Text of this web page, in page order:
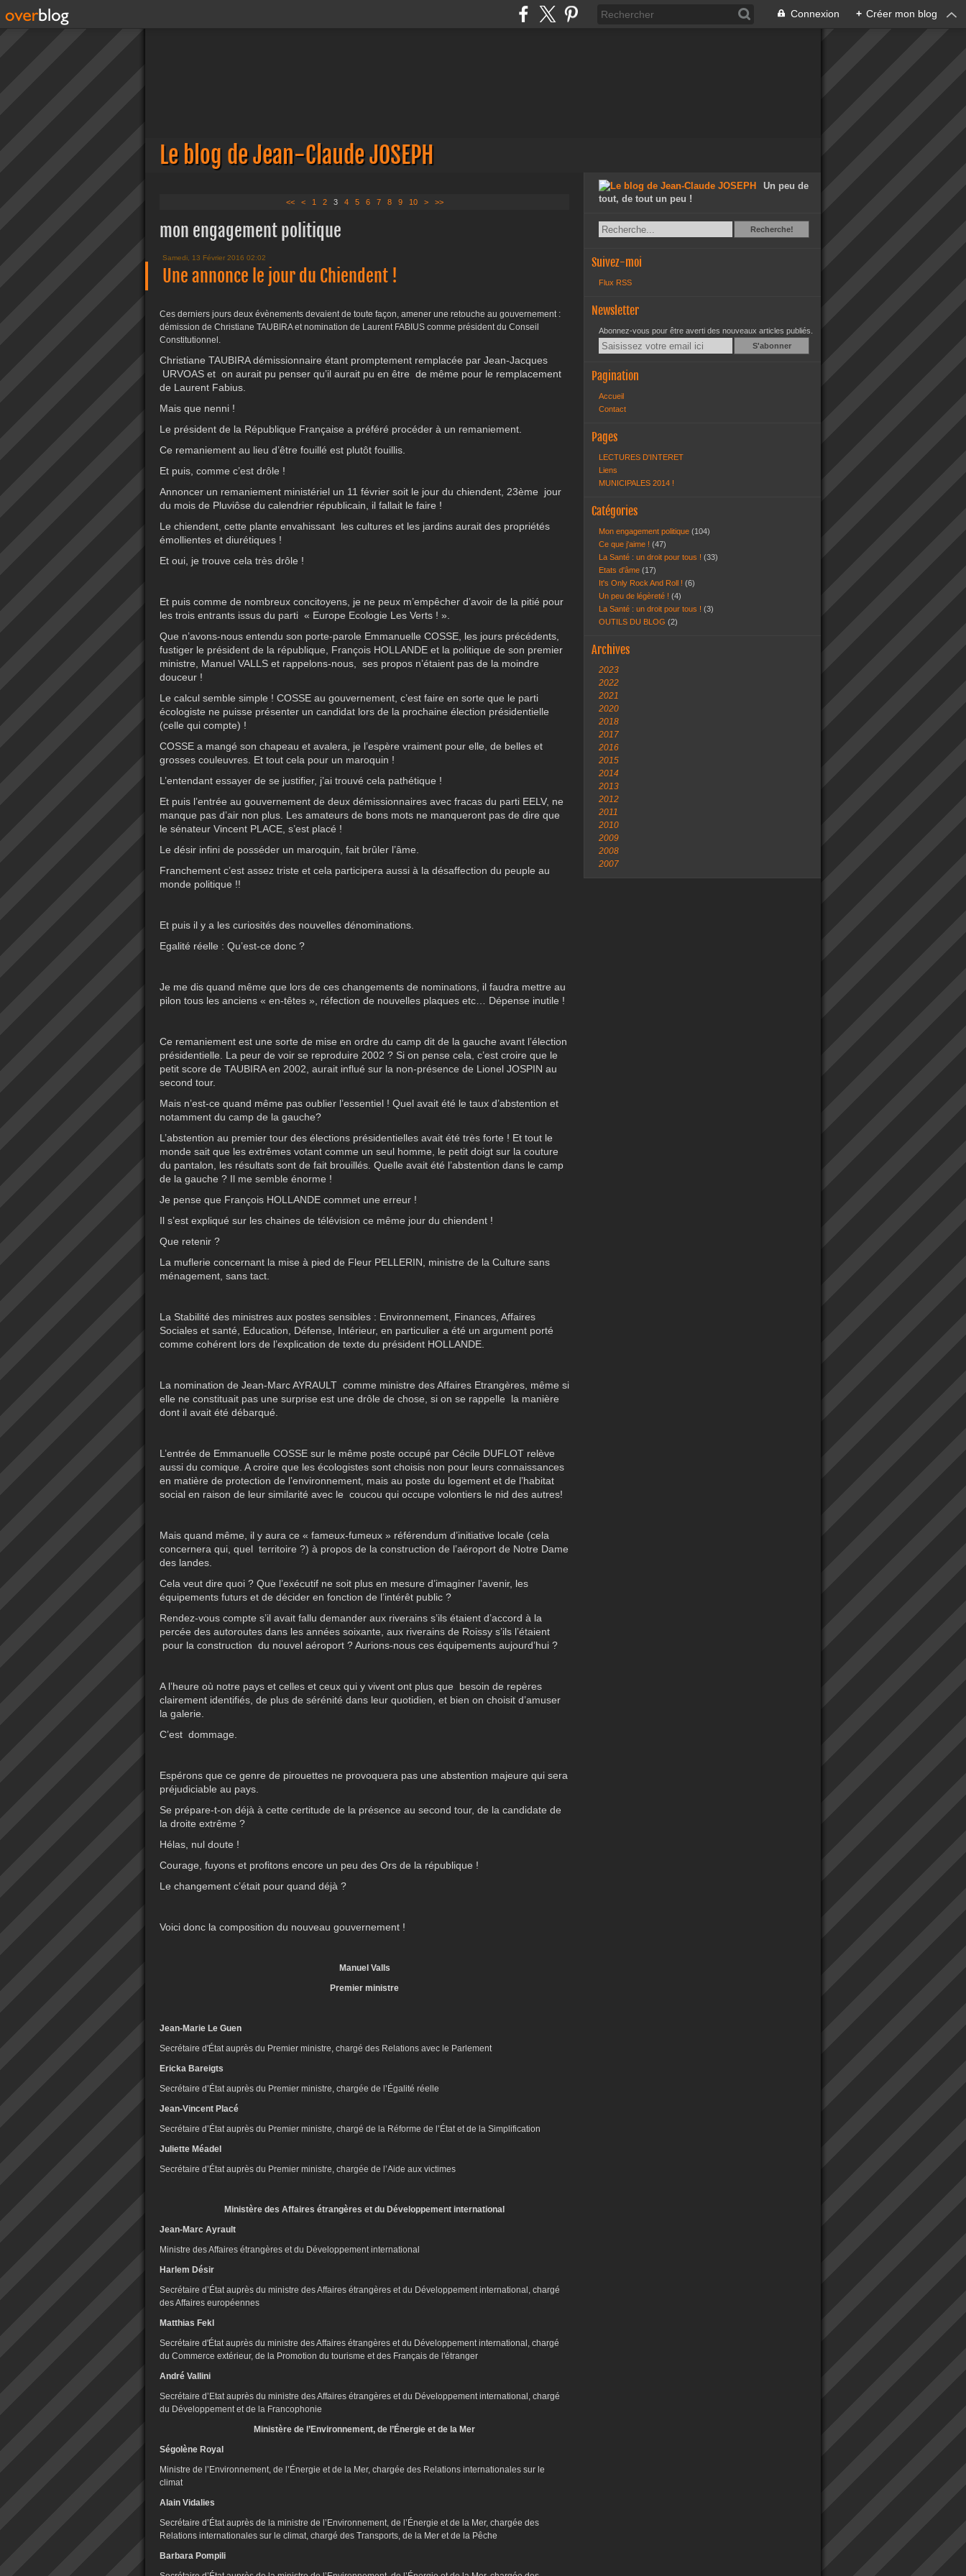
Connexion + Créer mon blog
Le blog de Jean-Claude JOSEPH
<< < 1 2 3 4 5 6 7 8 9 10 > >>
mon engagement politique
Samedi, 13 Février 2016 02:02
Une annonce le jour du Chiendent !
Ces derniers jours deux évènements devaient de toute façon, amener une retouche au gouvernement :
démission de Christiane TAUBIRA et nomination de Laurent FABIUS comme président du Conseil
Constitutionnel.
Christiane TAUBIRA démissionnaire étant promptement remplacée par Jean-Jacques
URVOAS et on aurait pu penser qu’il aurait pu en être de même pour le remplacement
de Laurent Fabius.
Mais que nenni !
Le président de la République Française a préféré procéder à un remaniement.
Ce remaniement au lieu d’être fouillé est plutôt fouillis.
Et puis, comme c’est drôle !
Annoncer un remaniement ministériel un 11 février soit le jour du chiendent, 23ème jour
du mois de Pluviôse du calendrier républicain, il fallait le faire !
Le chiendent, cette plante envahissant les cultures et les jardins aurait des propriétés
émollientes et diurétiques !
Et oui, je trouve cela très drôle !
Et puis comme de nombreux concitoyens, je ne peux m’empêcher d’avoir de la pitié pour
les trois entrants issus du parti « Europe Ecologie Les Verts ! ».
Que n’avons-nous entendu son porte-parole Emmanuelle COSSE, les jours précédents,
fustiger le président de la république, François HOLLANDE et la politique de son premier
ministre, Manuel VALLS et rappelons-nous, ses propos n’étaient pas de la moindre
douceur !
Le calcul semble simple ! COSSE au gouvernement, c’est faire en sorte que le parti
écologiste ne puisse présenter un candidat lors de la prochaine élection présidentielle
(celle qui compte) !
COSSE a mangé son chapeau et avalera, je l’espère vraiment pour elle, de belles et
grosses couleuvres. Et tout cela pour un maroquin !
L’entendant essayer de se justifier, j’ai trouvé cela pathétique !
Et puis l’entrée au gouvernement de deux démissionnaires avec fracas du parti EELV, ne
manque pas d’air non plus. Les amateurs de bons mots ne manqueront pas de dire que
le sénateur Vincent PLACE, s’est placé !
Le désir infini de posséder un maroquin, fait brûler l’âme.
Franchement c’est assez triste et cela participera aussi à la désaffection du peuple au
monde politique !!
Et puis il y a les curiosités des nouvelles dénominations.
Egalité réelle : Qu’est-ce donc ?
Je me dis quand même que lors de ces changements de nominations, il faudra mettre au
pilon tous les anciens « en-têtes », réfection de nouvelles plaques etc… Dépense inutile !
Ce remaniement est une sorte de mise en ordre du camp dit de la gauche avant l’élection
présidentielle. La peur de voir se reproduire 2002 ? Si on pense cela, c’est croire que le
petit score de TAUBIRA en 2002, aurait influé sur la non-présence de Lionel JOSPIN au
second tour.
Mais n’est-ce quand même pas oublier l’essentiel ! Quel avait été le taux d’abstention et
notamment du camp de la gauche?
L’abstention au premier tour des élections présidentielles avait été très forte ! Et tout le
monde sait que les extrêmes votant comme un seul homme, le petit doigt sur la couture
du pantalon, les résultats sont de fait brouillés. Quelle avait été l’abstention dans le camp
de la gauche ? Il me semble énorme !
Je pense que François HOLLANDE commet une erreur !
Il s’est expliqué sur les chaines de télévision ce même jour du chiendent !
Que retenir ?
La muflerie concernant la mise à pied de Fleur PELLERIN, ministre de la Culture sans
ménagement, sans tact.
La Stabilité des ministres aux postes sensibles : Environnement, Finances, Affaires
Sociales et santé, Education, Défense, Intérieur, en particulier a été un argument porté
comme cohérent lors de l’explication de texte du président HOLLANDE.
La nomination de Jean-Marc AYRAULT comme ministre des Affaires Etrangères, même si
elle ne constituait pas une surprise est une drôle de chose, si on se rappelle la manière
dont il avait été débarqué.
L’entrée de Emmanuelle COSSE sur le même poste occupé par Cécile DUFLOT relève
aussi du comique. A croire que les écologistes sont choisis non pour leurs connaissances
en matière de protection de l’environnement, mais au poste du logement et de l’habitat
social en raison de leur similarité avec le coucou qui occupe volontiers le nid des autres!
Mais quand même, il y aura ce « fameux-fumeux » référendum d’initiative locale (cela
concernera qui, quel territoire ?) à propos de la construction de l’aéroport de Notre Dame
des landes.
Cela veut dire quoi ? Que l’exécutif ne soit plus en mesure d’imaginer l’avenir, les
équipements futurs et de décider en fonction de l’intérêt public ?
Rendez-vous compte s’il avait fallu demander aux riverains s’ils étaient d’accord à la
percée des autoroutes dans les années soixante, aux riverains de Roissy s’ils l’étaient
pour la construction du nouvel aéroport ? Aurions-nous ces équipements aujourd’hui ?
A l’heure où notre pays et celles et ceux qui y vivent ont plus que besoin de repères
clairement identifiés, de plus de sérénité dans leur quotidien, et bien on choisit d’amuser
la galerie.
C’est dommage.
Espérons que ce genre de pirouettes ne provoquera pas une abstention majeure qui sera
préjudiciable au pays.
Se prépare-t-on déjà à cette certitude de la présence au second tour, de la candidate de
la droite extrême ?
Hélas, nul doute !
Courage, fuyons et profitons encore un peu des Ors de la république !
Le changement c’était pour quand déjà ?
Voici donc la composition du nouveau gouvernement !
Manuel Valls
Premier ministre
Jean-Marie Le Guen
Secrétaire d'État auprès du Premier ministre, chargé des Relations avec le Parlement
Ericka Bareigts
Secrétaire d’État auprès du Premier ministre, chargée de l’Égalité réelle
Jean-Vincent Placé
Secrétaire d’État auprès du Premier ministre, chargé de la Réforme de l’État et de la Simplification
Juliette Méadel
Secrétaire d’État auprès du Premier ministre, chargée de l’Aide aux victimes
Ministère des Affaires étrangères et du Développement international
Jean-Marc Ayrault
Ministre des Affaires étrangères et du Développement international
Harlem Désir
Secrétaire d’État auprès du ministre des Affaires étrangères et du Développement international, chargé
des Affaires européennes
Matthias Fekl
Secrétaire d'État auprès du ministre des Affaires étrangères et du Développement international, chargé
du Commerce extérieur, de la Promotion du tourisme et des Français de l'étranger
André Vallini
Secrétaire d’Etat auprès du ministre des Affaires étrangères et du Développement international, chargé
du Développement et de la Francophonie
Ministère de l’Environnement, de l’Énergie et de la Mer
Ségolène Royal
Ministre de l’Environnement, de l’Énergie et de la Mer, chargée des Relations internationales sur le
climat
Alain Vidalies
Secrétaire d’État auprès de la ministre de l’Environnement, de l’Énergie et de la Mer, chargée des
Relations internationales sur le climat, chargé des Transports, de la Mer et de la Pêche
Barbara Pompili
Un peu de
tout, de tout un peu !
RechercheRecherche!
Suivez-moi
Flux RSS
Newsletter
Abonnez-vous pour être averti des nouveaux articles publiés.
Email
Pagination
Accueil
Contact
Pages
LECTURES D'INTERET
Liens
MUNICIPALES 2014 !
Catégories
Mon engagement politique (104)
Ce que j'aime ! (47)
La Santé : un droit pour tous ! (33)
Etats d'âme (17)
It's Only Rock And Roll ! (6)
Un peu de légèreté ! (4)
La Santé : un droit pour tous ! (3)
OUTILS DU BLOG (2)
Archives
2023
2022
2021
2020
2018
2017
2016
2015
2014
2013
2012
2011
2010
2009
2008
2007